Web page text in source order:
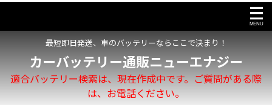
最短即日発送、車のバッテリーならここで決まり！
カーバッテリー通販ニューエナジー
適合バッテリー検索は、現在作成中です。ご質問がある際
は、お電話ください。